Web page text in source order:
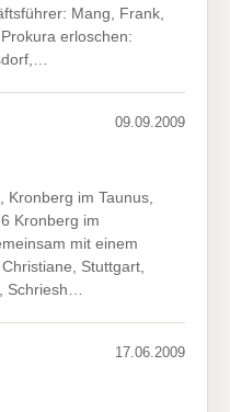
Mang, Frank,
erloschen:
09.09.2009
Kronberg im Taunus,
Kronberg im
mit einem
Stuttgart,
Schriesh…
17.06.2009